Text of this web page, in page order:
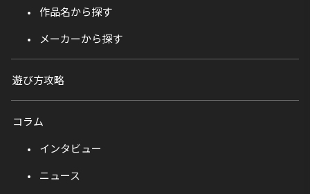
作品名から探す
メーカーから探す
遊び方攻略
コラム
インタビュー
ニュース